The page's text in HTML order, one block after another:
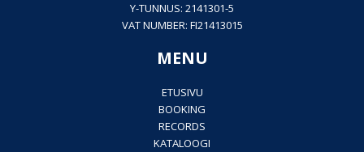
Y-TUNNUS: 2141301-5
VAT NUMBER: FI21413015
MENU
ETUSIVU
BOOKING
RECORDS
KATALOOGI